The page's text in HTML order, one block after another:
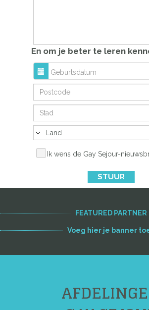
En om je beter te leren
Ik wens de Gay Sejour-
STUUR
FEATURED PARTNER
Voeg hier je banner